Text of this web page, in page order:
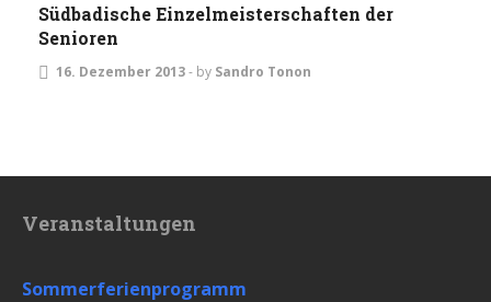
Südbadische Einzelmeisterschaften der
Senioren
16. Dezember 2013- by Sandro Tonon
Veranstaltungen
Sommerferienprogramm